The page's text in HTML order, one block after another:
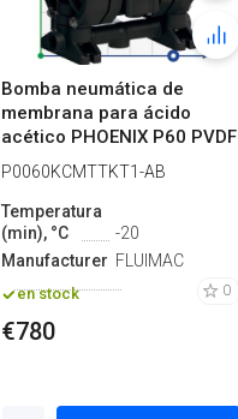
Bomba neumática de
membrana para ácido
acético PHOENIX P60 PVDF
SANTOPRENE+PT...
P0060KCMTTKT1-AB
Temperatura
(min), °C
-20
ManufactureroFLUIMAC
en stock 0
€780